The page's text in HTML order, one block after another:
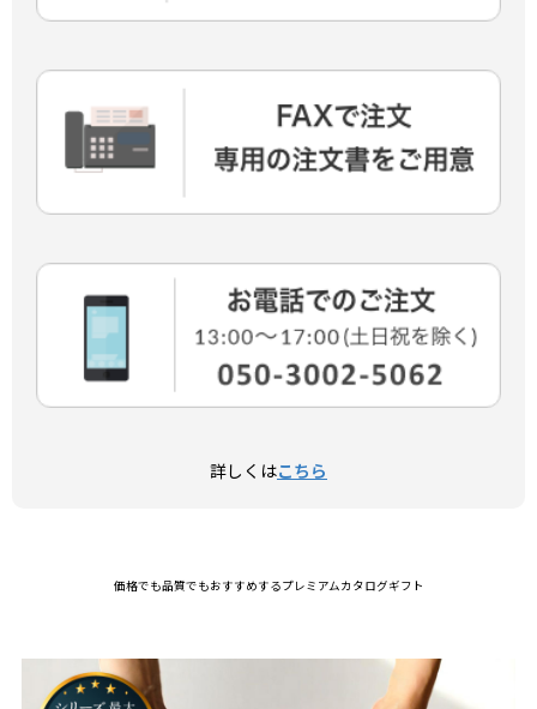
詳しくはこちら
価格でも品質でもおすすめするプレミアムカタログギフト